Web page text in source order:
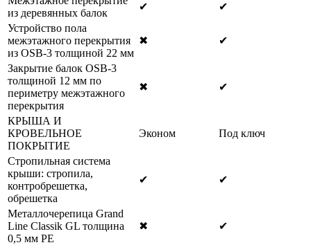
из деревянных балок
✔
✔
Устройство пола
межэтажного перекрытия
из OSB-3 толщиной 22 мм
✖ ✔
Закрытие балок OSB-3
толщиной 12 мм по
периметру межэтажного
перекрытия
✖ ✔
КРЫША И
КРОВЕЛЬНОЕ
ПОКРЫТИЕ
Эконом Под ключ
Стропильная система
крыши: стропила,
контробрешетка,
обрешетка
✔ ✔
Металлочерепица Grand
Line Classik GL толщина
0,5 мм РЕ
✖ ✔